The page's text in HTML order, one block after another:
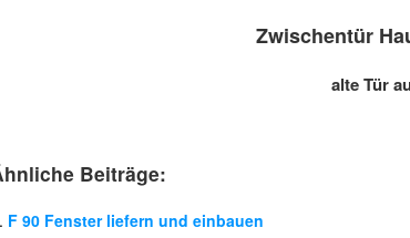
Zwischentür
alte Tür
Beiträge:
F 90 Fenster liefern und einbauen